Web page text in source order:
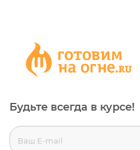
Будьте всегда в курсе!